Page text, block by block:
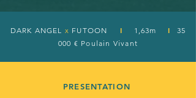
DARK ANGEL x FUTOON I 1,63m I
35
000 € Poulain Vivant
PRESENTATION